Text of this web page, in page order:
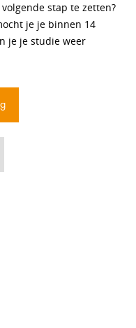
stap te zetten?
je je binnen 14
je je studie weer